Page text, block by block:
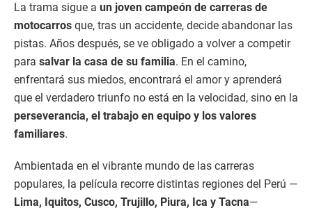
La trama sigue a un joven campeón de carreras de
motocarros que, tras un accidente, decide abandonar las
pistas. Años después, se ve obligado a volver a competir
para salvar la casa de su familia. En el camino,
enfrentará sus miedos, encontrará el amor y aprenderá
que el verdadero triunfo no está en la velocidad, sino en la
perseverancia, el trabajo en equipo y los valores
familiares.
Ambientada en el vibrante mundo de las carreras
populares, la película recorre distintas regiones del Perú —
Lima, Iquitos, Cusco, Trujillo, Piura, Ica y Tacna—